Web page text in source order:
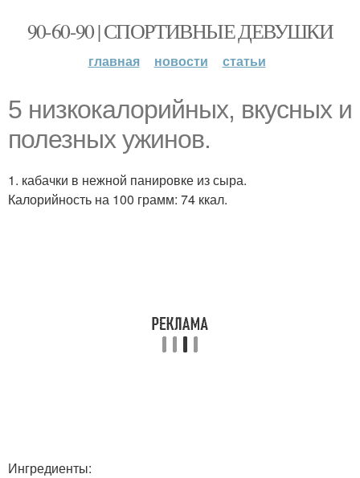
90-60-90 | СПОРТИВНЫЕ ДЕВУШКИ
главная новости статьи
5 низкокалорийных, вкусных и
полезных ужинов.
1. кабачки в нежной панировке из сыра.
Калорийность на 100 грамм: 74 ккал.
Ингредиенты: